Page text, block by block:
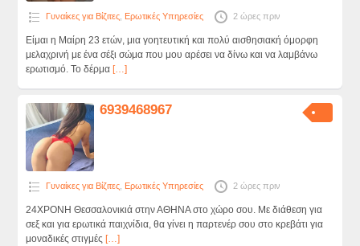
Γυναίκες για Βίζιτες, Ερωτικές Υπηρεσίες 2 ώρες πριν
Είμαι η Μαίρη 23 ετών, μια γοητευτική και πολύ αισθησιακή όμορφη
μελαχρινή με ένα σέξι σώμα που μου αρέσει να δίνω και να λαμβάνω
ερωτισμό. Το δέρμα […]
6939468967
Γυναίκες για Βίζιτες, Ερωτικές Υπηρεσίες 2 ώρες πριν
24ΧΡΟΝΗ Θεσσαλονικιά στην ΑΘΗΝΑ στο χώρο σου. Με διάθεση για
σεξ και για ερωτικά παιχνίδια, θα γίνει η παρτενέρ σου στο κρεβάτι για
μοναδικές στιγμές […]